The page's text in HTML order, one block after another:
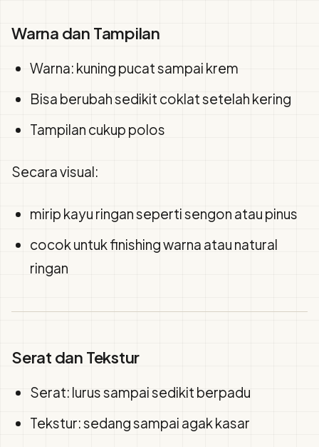
Warna dan Tampilan
Warna: kuning pucat sampai krem
Bisa berubah sedikit coklat setelah kering
Tampilan cukup polos
Secara visual:
mirip kayu ringan seperti sengon atau pinus
cocok untuk finishing warna atau natural
ringan
Serat dan Tekstur
Serat: lurus sampai sedikit berpadu
Tekstur: sedang sampai agak kasar